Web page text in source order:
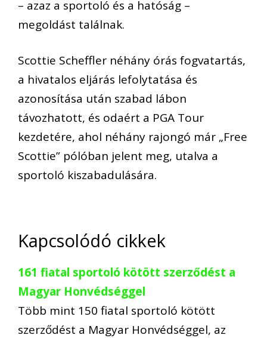
– azaz a sportoló és a hatóság –
megoldást találnak.
Scottie Scheffler néhány órás fogvatartás,
a hivatalos eljárás lefolytatása és
azonosítása után szabad lábon
távozhatott, és odaért a PGA Tour
kezdetére, ahol néhány rajongó már „Free
Scottie” pólóban jelent meg, utalva a
sportoló kiszabadulására.
Kapcsolódó cikkek
161 fiatal sportoló kötött szerződést a
Magyar Honvédséggel
Több mint 150 fiatal sportoló kötött
szerződést a Magyar Honvédséggel, az